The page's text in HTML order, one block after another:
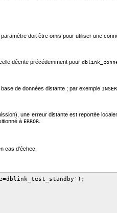
doit être omis pour utiliser une
décrite précédemment pour
de données distante ; par exemple
une erreur distante est reportée
à ERROR
cas d'échec.